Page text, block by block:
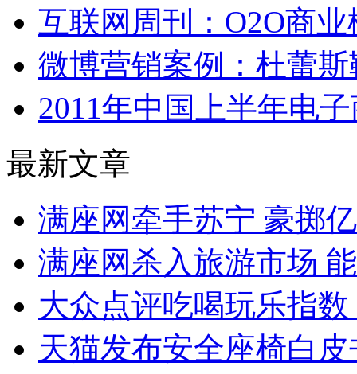
互联网周刊：O2O商
微博营销案例：杜蕾
2011年中国上半年电
最新文章
满座网牵手苏宁 豪掷
满座网杀入旅游市场
大众点评吃喝玩乐指
天猫发布安全座椅白